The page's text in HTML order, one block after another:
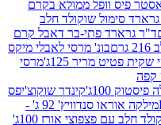
ממולא בקרם
שוקולד חלב
בר דאבל קרם
מרסי לאבלי מיקס
125ג'
מרסי
קינדר שוקוצ'יפס
מילקה אוראו סנדוויץ' 92 ג' -
מילקה שוקולד חלב עם פצפוצי אורז 100ג'